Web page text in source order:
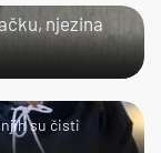
njezina
su čisti